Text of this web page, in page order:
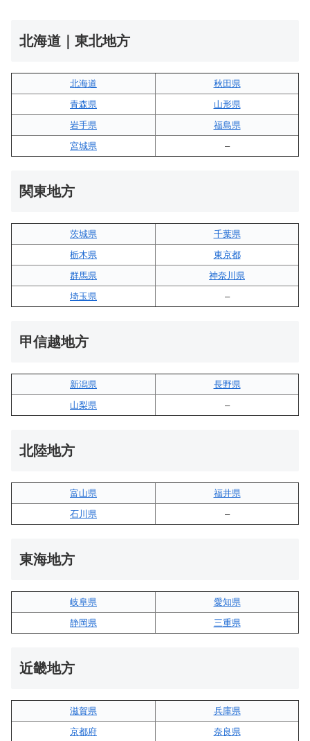
北海道｜東北地方
北海道
秋田県
青森県
山形県
岩手県
福島県
宮城県
–
関東地方
茨城県
千葉県
栃木県
東京都
群馬県
神奈川県
埼玉県
–
甲信越地方
新潟県
長野県
山梨県
–
北陸地方
富山県
福井県
石川県
–
東海地方
岐阜県
愛知県
静岡県
三重県
近畿地方
滋賀県
兵庫県
京都府
奈良県